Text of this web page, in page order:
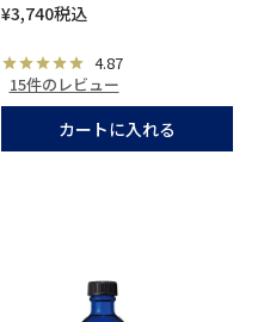
¥3,740税込
4.87
15件のレビュー
カートに入れる